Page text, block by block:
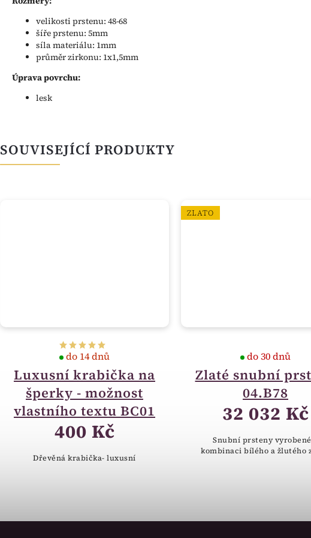
velikosti prstenu: 48-68
šíře prstenu: 5mm
síla materiálu: 1mm
průměr zirkonu: 1x1,5mm
Úprava povrchu:
lesk
SOUVISEJÍCÍ PRODUKTY
Luxusní krabička na
šperky - možnost
vlastního textu BC01
do 14 dnů
400 Kč
Dřevěná krabička- luxusní
ZLATO
Zlaté snubní
04.B78
do 30 dnů
32 032 Kč
Snubní prsteny
kombinaci bílého a žlutého